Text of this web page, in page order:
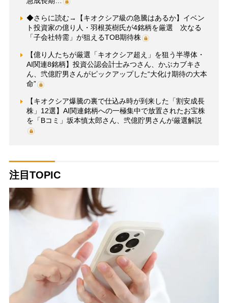
◆さらに読む→【キオクシア級の急騰はあるか】イベン
ト投資家の億り人・羽根英樹氏が4銘柄を厳選 次なる
「子会社特需」が狙えるTOB期待株
【億り人たちが厳選「キオクシア超え」を狙う半導体・
AI関連8銘柄】投資公認会計士みつさん、かぶカブキさ
ん、弐億貯男さんがピックアップした“大化け期待の大本
命”
【キオクシア爆騰の裏で仕込み時が到来した「割安成長
株」12選】AI関連銘柄への一極集中で放置されたお宝株
を「Bコミ」坂本慎太郎さん、弐億貯男さんが厳選解説
注目TOPIC